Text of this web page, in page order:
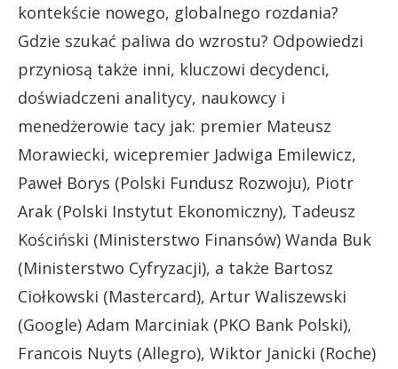
kontekście nowego, globalnego rozdania?
Gdzie szukać paliwa do wzrostu? Odpowiedzi
przyniosą także inni, kluczowi decydenci,
doświadczeni analitycy, naukowcy i
menedżerowie tacy jak: premier Mateusz
Morawiecki, wicepremier Jadwiga Emilewicz,
Paweł Borys (Polski Fundusz Rozwoju), Piotr
Arak (Polski Instytut Ekonomiczny), Tadeusz
Kościński (Ministerstwo Finansów) Wanda Buk
(Ministerstwo Cyfryzacji), a także Bartosz
Ciołkowski (Mastercard), Artur Waliszewski
(Google) Adam Marciniak (PKO Bank Polski),
Francois Nuyts (Allegro), Wiktor Janicki (Roche)